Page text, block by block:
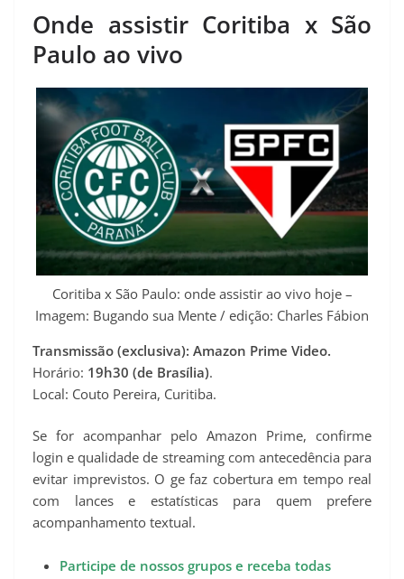
Onde assistir Coritiba x São
Paulo ao vivo
Coritiba x São Paulo: onde assistir ao vivo hoje –
Imagem: Bugando sua Mente / edição: Charles Fábion
Transmissão (exclusiva): Amazon Prime Video.
Horário: 19h30 (de Brasília).
Local: Couto Pereira, Curitiba.
Se for acompanhar pelo Amazon Prime, confirme
login e qualidade de streaming com antecedência para
evitar imprevistos. O ge faz cobertura em tempo real
com lances e estatísticas para quem prefere
acompanhamento textual.
Participe de nossos grupos e receba todas